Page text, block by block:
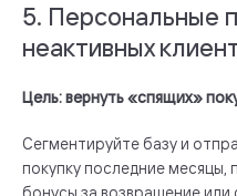
5. Персональные
неактивных
Цель: вернуть «спящих»
Сегментируйте базу и
покупку последние